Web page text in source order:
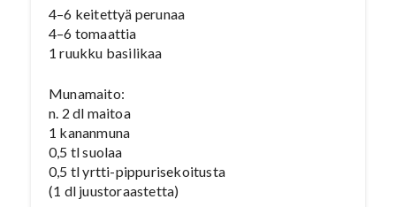
4–6 keitettyä perunaa
4–6 tomaattia
1 ruukku basilikaa
Munamaito:
n. 2 dl maitoa
1 kananmuna
0,5 tl suolaa
0,5 tl yrtti-pippurisekoitusta
(1 dl juustoraastetta)